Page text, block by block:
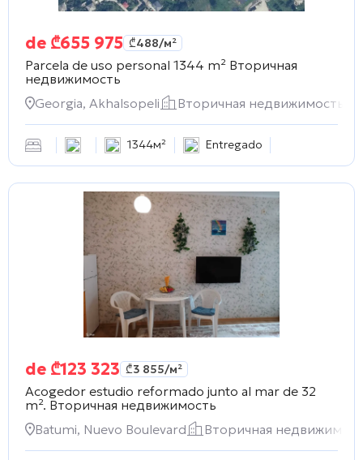
de ₾655 975 ₾488/м²
Parcela de uso personal 1344 m² Вторичная
недвижимость
Georgia, Akhalsopeli
Вторичная недвижимость
1344м² Entregado
de ₾123 323 ₾3 855/м²
Acogedor estudio reformado junto al mar de 32
m². Вторичная недвижимость
Batumi, Nuevo Boulevard
Вторичная